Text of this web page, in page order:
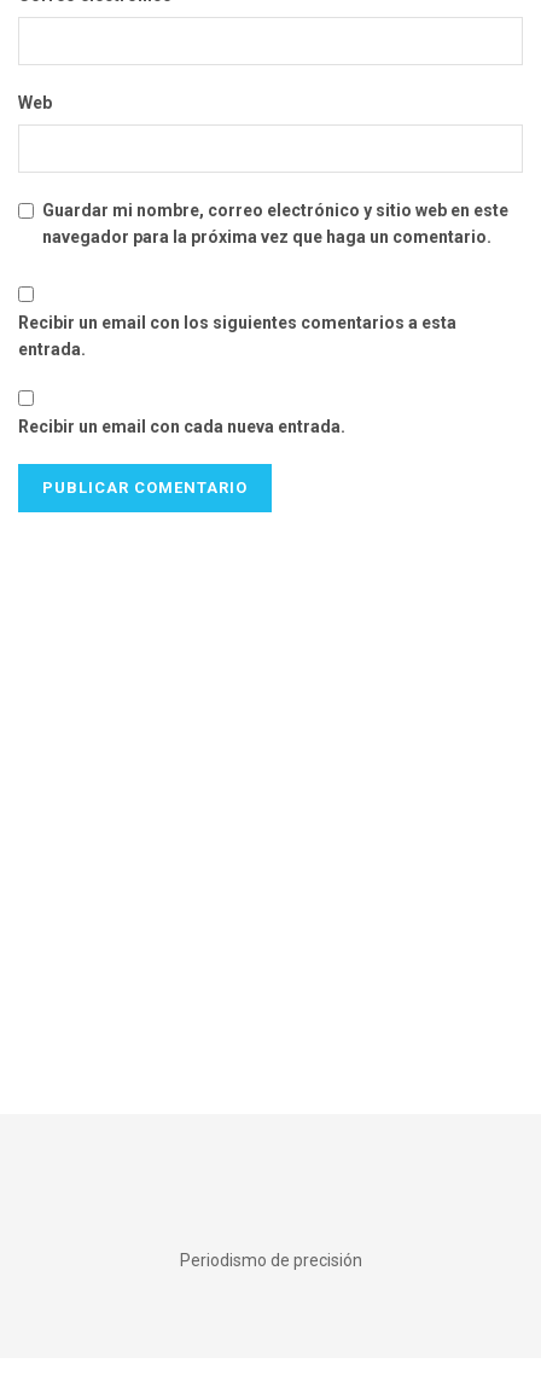
Web
Guardar mi nombre, correo electrónico y sitio web en este
navegador para la próxima vez que haga un comentario.
Recibir un email con los siguientes comentarios a esta
entrada.
Recibir un email con cada nueva entrada.
Periodismo de precisión